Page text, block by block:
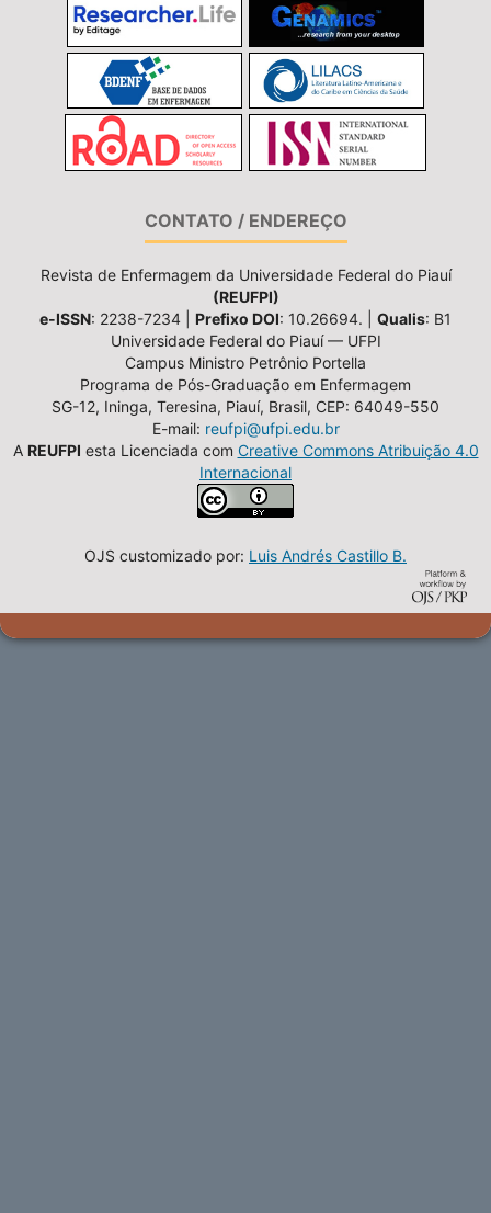
CONTATO / ENDEREÇO
Revista de Enfermagem da Universidade Federal do Piauí
(REUFPI)
e-ISSN: 2238-7234 | Prefixo DOI: 10.26694. | Qualis: B1
Universidade Federal do Piauí — UFPI
Campus Ministro Petrônio Portella
Programa de Pós-Graduação em Enfermagem
SG-12, Ininga, Teresina, Piauí, Brasil, CEP: 64049-550
E-mail: reufpi@ufpi.edu.br
A REUFPI esta Licenciada com Creative Commons Atribuição 4.0
Internacional
OJS customizado por: Luis Andrés Castillo B.